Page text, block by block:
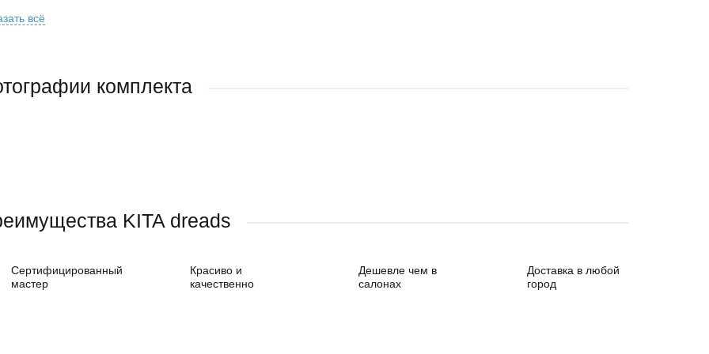
всё
комплекта
KITA dreads
Сертифицированный
мастер
Красиво и
качественно
Дешевле чем в
салонах
Доставка в любой
город